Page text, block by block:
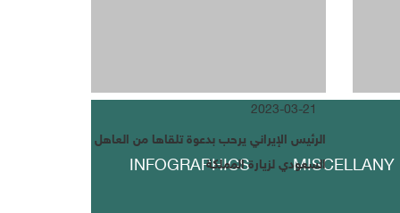
MISCELLANY
INFOGRAPHICS
2023-03-21
الرئيس الإيراني يرحب بدعوة تلقاها من العاهل
السعودي لزيارة المملكة